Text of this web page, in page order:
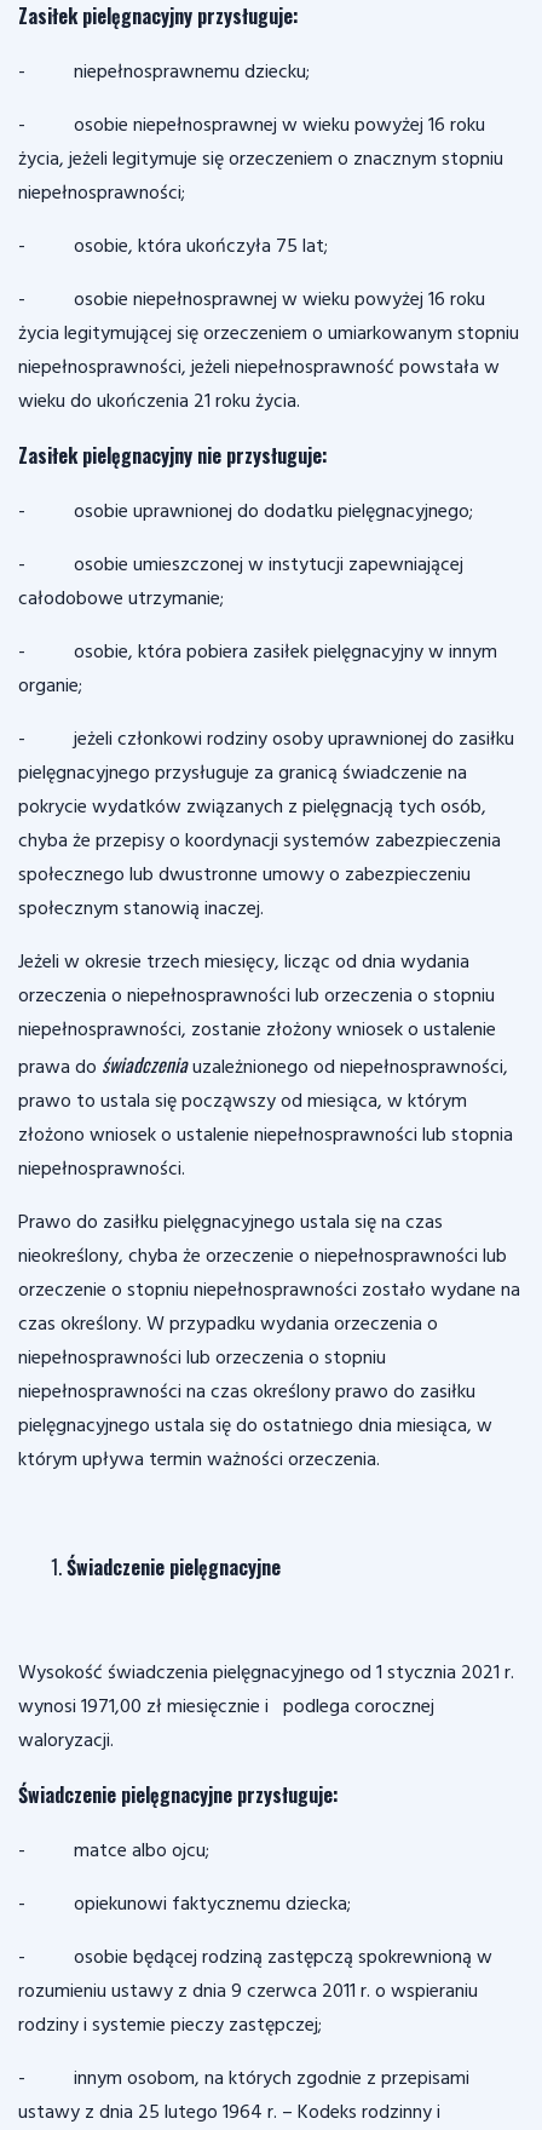
Zasiłek pielęgnacyjny przysługuje:
- niepełnosprawnemu dziecku;
- osobie niepełnosprawnej w wieku powyżej 16 roku
życia, jeżeli legitymuje się orzeczeniem o znacznym stopniu
niepełnosprawności;
- osobie, która ukończyła 75 lat;
- osobie niepełnosprawnej w wieku powyżej 16 roku
życia legitymującej się orzeczeniem o umiarkowanym stopniu
niepełnosprawności, jeżeli niepełnosprawność powstała w
wieku do ukończenia 21 roku życia.
Zasiłek pielęgnacyjny nie przysługuje:
- osobie uprawnionej do dodatku pielęgnacyjnego;
- osobie umieszczonej w instytucji zapewniającej
całodobowe utrzymanie;
- osobie, która pobiera zasiłek pielęgnacyjny w innym
organie;
- jeżeli członkowi rodziny osoby uprawnionej do zasiłku
pielęgnacyjnego przysługuje za granicą świadczenie na
pokrycie wydatków związanych z pielęgnacją tych osób,
chyba że przepisy o koordynacji systemów zabezpieczenia
społecznego lub dwustronne umowy o zabezpieczeniu
społecznym stanowią inaczej.
Jeżeli w okresie trzech miesięcy, licząc od dnia wydania
orzeczenia o niepełnosprawności lub orzeczenia o stopniu
niepełnosprawności, zostanie złożony wniosek o ustalenie
prawa do świadczeniauzależnionego od niepełnosprawności,
prawo to ustala się począwszy od miesiąca, w którym
złożono wniosek o ustalenie niepełnosprawności lub stopnia
niepełnosprawności.
Prawo do zasiłku pielęgnacyjnego ustala się na czas
nieokreślony, chyba że orzeczenie o niepełnosprawności lub
orzeczenie o stopniu niepełnosprawności zostało wydane na
czas określony. W przypadku wydania orzeczenia o
niepełnosprawności lub orzeczenia o stopniu
niepełnosprawności na czas określony prawo do zasiłku
pielęgnacyjnego ustala się do ostatniego dnia miesiąca, w
którym upływa termin ważności orzeczenia.
Świadczenie pielęgnacyjne
Wysokość świadczenia pielęgnacyjnego od 1 stycznia 2021 r.
wynosi 1971,00 zł miesięcznie i podlega corocznej
waloryzacji.
Świadczenie pielęgnacyjne przysługuje:
- matce albo ojcu;
- opiekunowi faktycznemu dziecka;
- osobie będącej rodziną zastępczą spokrewnioną w
rozumieniu ustawy z dnia 9 czerwca 2011 r. o wspieraniu
rodziny i systemie pieczy zastępczej;
- innym osobom, na których zgodnie z przepisami
ustawy z dnia 25 lutego 1964 r. – Kodeks rodzinny i